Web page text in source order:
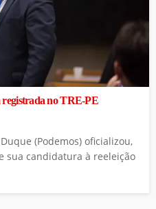
no TRE-PE
(Podemos) oficializou,
sua candidatura à reeleição